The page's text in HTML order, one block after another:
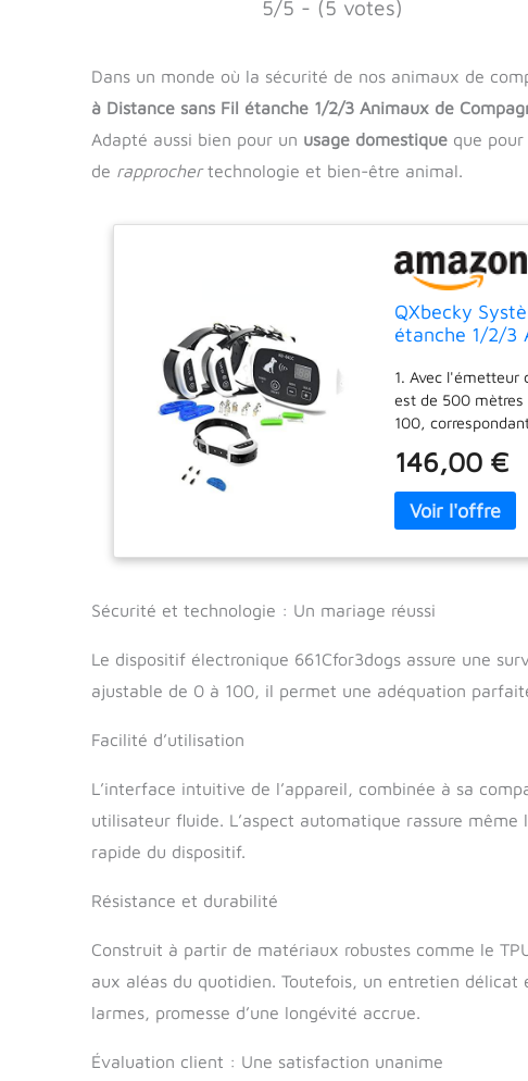
5/5 - (5 votes)
Dans un monde où la sécurité de nos animaux de
à Distance sans Fil étanche 1/2/3 Animaux de
Adapté aussi bien pour un usage domestique que
de rapprochertechnologie et bien-être animal.
QXbecky
étanche 1/2/3
Chien Choc
1. Avec l'émetteur
est de 500 mètres
100,
fonctionner en
récepteur est
fonctionnement
signal actuel est
d'entraînement et
146,00 €
Sécurité et technologie : Un mariage réussi
Le dispositif électronique 661Cfor3dogs assure une
ajustable de 0 à 100, il permet une adéquation
Facilité d’utilisation
L’interface intuitive de l’appareil, combinée à sa
utilisateur fluide. L’aspect automatique rassure
rapide du dispositif.
Résistance et durabilité
Construit à partir de matériaux robustes comme le
aux aléas du quotidien. Toutefois, un entretien
larmes, promesse d’une longévité accrue.
Évaluation client : Une satisfaction unanime